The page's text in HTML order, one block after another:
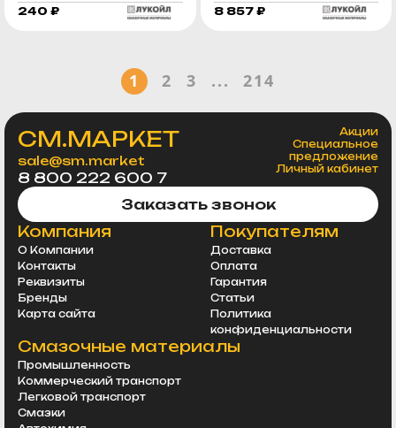
240 ₽ 8 857 ₽
1 2 3 ... 214
СМ.МАРКЕТ
sale@sm.market
8 800 222 600 7
Акции
Специальное
предложение
Личный кабинет
Заказать звонок
Компания
О Компании
Контакты
Реквизиты
Бренды
Карта сайта
Покупателям
Доставка
Оплата
Гарантия
Статьи
Политика
конфиденциальности
Смазочные материалы
Промышленность
Коммерческий транспорт
Легковой транспорт
Смазки